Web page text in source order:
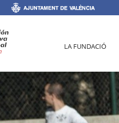
LA FUNDACIÓ